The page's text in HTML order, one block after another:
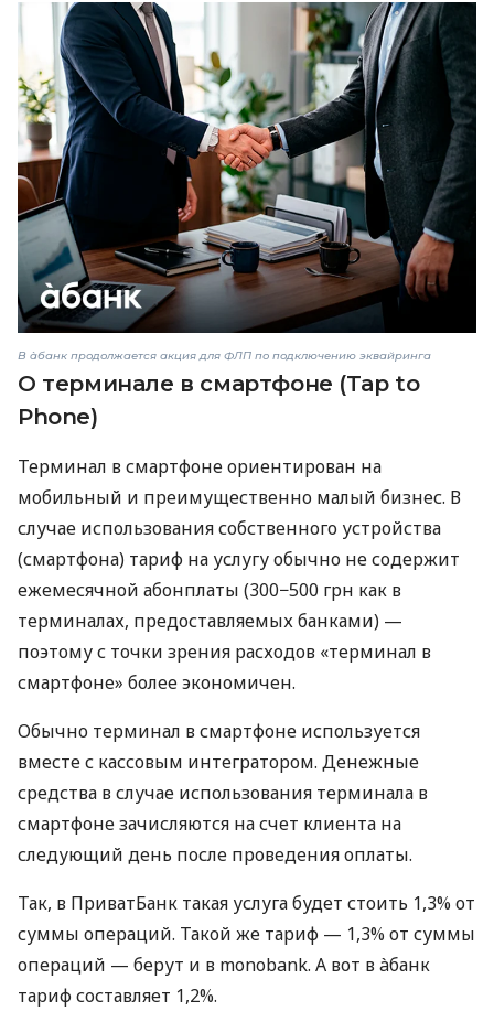
В àбанк продолжается акция для ФЛП по подключению эквайринга
О терминале в смартфоне (Tap to
Phone)
Терминал в смартфоне ориентирован на
мобильный и преимущественно малый бизнес. В
случае использования собственного устройства
(смартфона) тариф на услугу обычно не содержит
ежемесячной абонплаты (300−500 грн как в
терминалах, предоставляемых банками) —
поэтому с точки зрения расходов «терминал в
смартфоне» более экономичен.
Обычно терминал в смартфоне используется
вместе с кассовым интегратором. Денежные
средства в случае использования терминала в
смартфоне зачисляются на счет клиента на
следующий день после проведения оплаты.
Так, в ПриватБанк такая услуга будет стоить 1,3% от
суммы операций. Такой же тариф — 1,3% от суммы
операций — берут и в monobank. А вот в àбанк
тариф составляет 1,2%.